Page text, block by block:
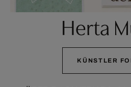
Herta
KÜNSTLER